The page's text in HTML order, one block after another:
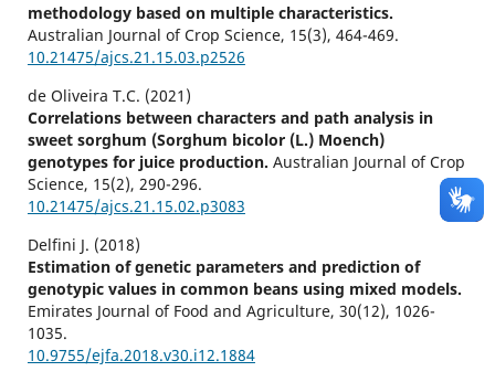
methodology based on multiple characteristics.
Australian Journal of Crop Science, 15(3), 464-469.
10.21475/ajcs.21.15.03.p2526
de Oliveira T.C. (2021)
Correlations between characters and path analysis in
sweet sorghum (Sorghum bicolor (L.) Moench)
genotypes for juice production. Australian Journal of Crop
Science, 15(2), 290-296.
10.21475/ajcs.21.15.02.p3083
Delfini J. (2018)
Estimation of genetic parameters and prediction of
genotypic values in common beans using mixed models.
Emirates Journal of Food and Agriculture, 30(12), 1026-
1035.
10.9755/ejfa.2018.v30.i12.1884